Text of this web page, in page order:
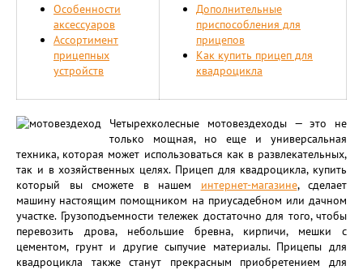
Особенности
аксессуаров
Ассортимент
прицепных
устройств
Дополнительные
приспособления для
прицепов
Как купить прицеп для
квадроцикла
Четырехколесные мотовездеходы — это не
только мощная, но еще и универсальная
техника, которая может использоваться как в развлекательных,
так и в хозяйственных целях. Прицеп для квадроцикла, купить
который вы сможете в нашем интернет-магазине, сделает
машину настоящим помощником на приусадебном или дачном
участке. Грузоподъемности тележек достаточно для того, чтобы
перевозить дрова, небольшие бревна, кирпичи, мешки с
цементом, грунт и другие сыпучие материалы. Прицепы для
квадроцикла также станут прекрасным приобретением для